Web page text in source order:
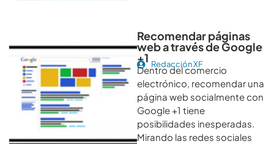
Recomendar páginas
web a través de Google
+1 Redacción XF
Dentro del comercio
electrónico, recomendar una
página web socialmente con
Google +1 tiene
posibilidades inesperadas.
Mirando las redes sociales